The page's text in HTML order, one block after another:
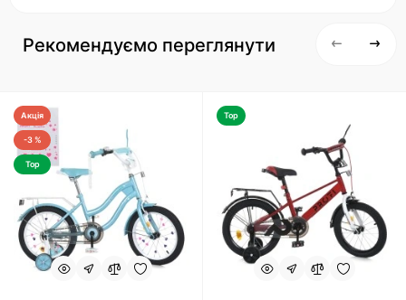
Рекомендуємо переглянути
Акція
-3 %
Top
Top